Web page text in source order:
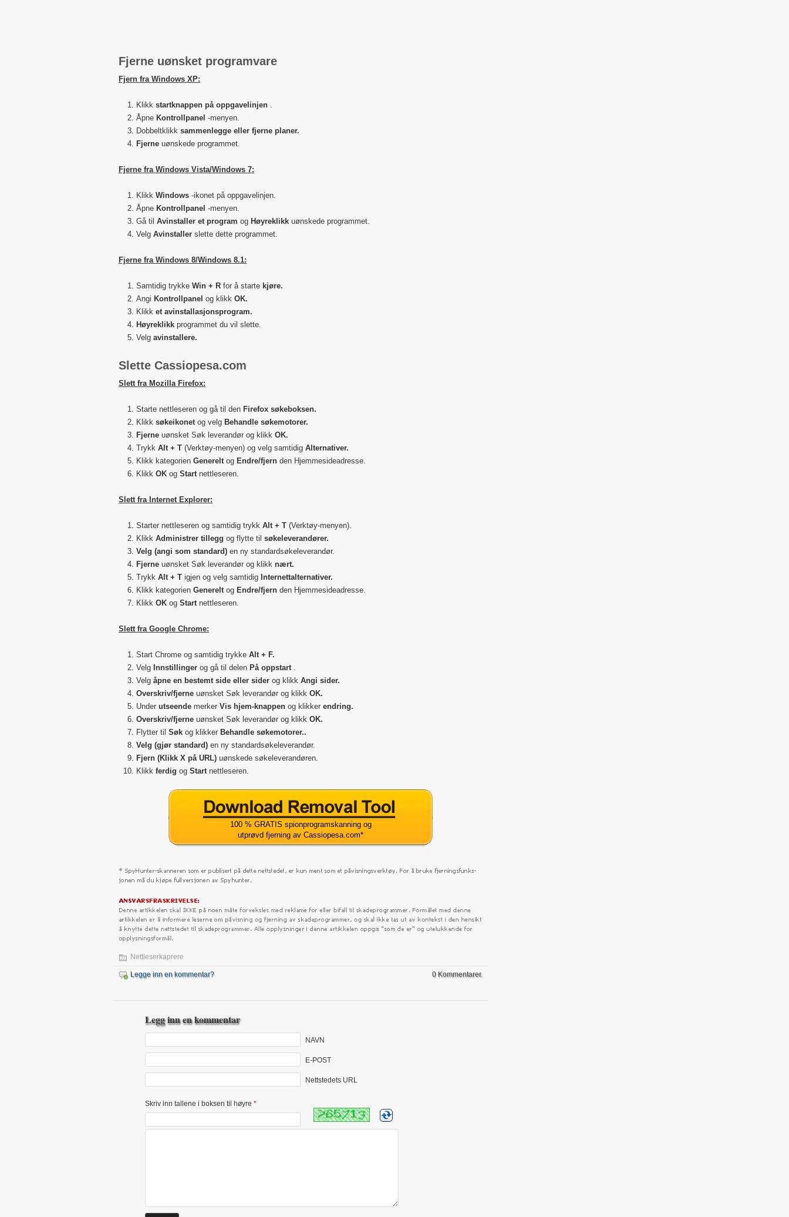
Fjerne uønsket programvare
Fjern fra Windows XP:
Klikk startknappen på oppgavelinjen .
Åpne Kontrollpanel -menyen.
Dobbeltklikk sammenlegge eller fjerne planer.
Fjerne uønskede programmet.
Fjerne fra Windows Vista/Windows 7:
Klikk Windows -ikonet på oppgavelinjen.
Åpne Kontrollpanel -menyen.
Gå til Avinstaller et program og Høyreklikk uønskede programmet.
Velg Avinstaller slette dette programmet.
Fjerne fra Windows 8/Windows 8.1:
Samtidig trykke Win + R for å starte kjøre.
Angi Kontrollpanel og klikk OK.
Klikk et avinstallasjonsprogram.
Høyreklikk programmet du vil slette.
Velg avinstallere.
Slette Cassiopesa.com
Slett fra Mozilla Firefox:
Starte nettleseren og gå til den Firefox søkeboksen.
Klikk søkeikonetog velg Behandle søkemotorer.
Fjerne uønsket Søk leverandør og klikk OK.
Trykk Alt + T (Verktøy-menyen) og velg samtidig Alternativer.
Klikk kategorien Genereltog Endre/fjern den Hjemmesideadresse.
Klikk OK og Startnettleseren.
Slett fra Internet Explorer:
Starter nettleseren og samtidig trykk Alt + T (Verktøy-menyen).
Klikk Administrer tillegg og flytte til søkeleverandører.
Velg (angi som standard) en ny standardsøkeleverandør.
Fjerne uønsket Søk leverandør og klikk nært.
Trykk Alt + T igjen og velg samtidig Internettalternativer.
Klikk kategorien Genereltog Endre/fjern den Hjemmesideadresse.
Klikk OK og Startnettleseren.
Slett fra Google Chrome:
Start Chrome og samtidig trykke Alt + F.
Velg Innstillinger og gå til delen På oppstart.
Velg åpne en bestemt side eller sider og klikk Angi sider.
Overskriv/fjerne uønsket Søk leverandør og klikk OK.
Under utseende merker Vis hjem-knappen og klikker endring.
Overskriv/fjerne uønsket Søk leverandør og klikk OK.
Flytter til Søk og klikker Behandle søkemotorer..
Velg (gjør standard) en ny standardsøkeleverandør.
Fjern (Klikk X på URL) uønskede søkeleverandøren.
Klikk ferdig og Startnettleseren.
100 % GRATIS spionprogramskanning og
utprøvd fjerning av Cassiopesa.com*
Nettleserkaprere
Legge inn en kommentar? 0 Kommentarer.
Legg inn en kommentar
NAVN
E-POST
Nettstedets URL
Skriv inn tallene i boksen til høyre *